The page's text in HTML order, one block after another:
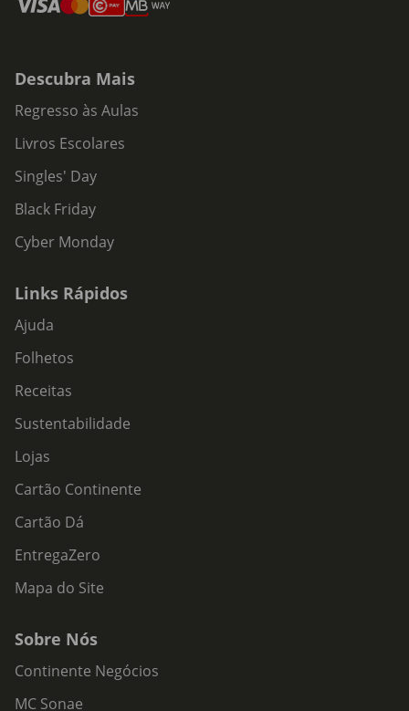
Descubra Mais
Regresso às Aulas
Livros Escolares
Singles' Day
Black Friday
Cyber Monday
Links Rápidos
Ajuda
Folhetos
Receitas
Sustentabilidade
Lojas
Cartão Continente
Cartão Dá
EntregaZero
Mapa do Site
Sobre Nós
Continente Negócios
MC Sonae